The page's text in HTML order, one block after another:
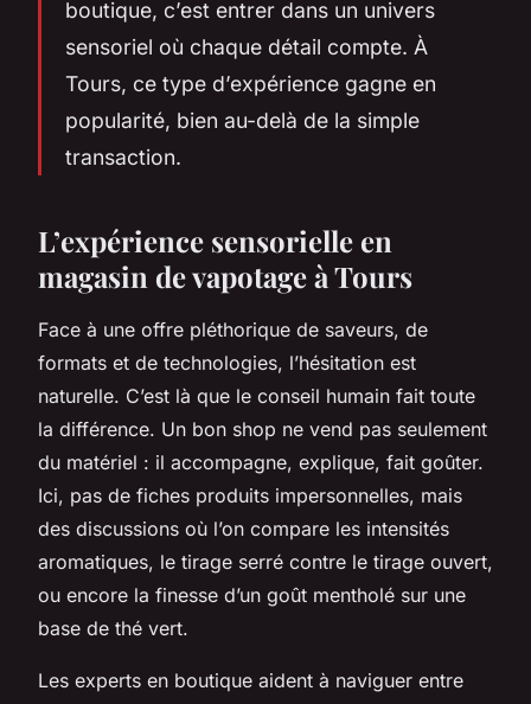
boutique, c’est entrer dans un univers
sensoriel où chaque détail compte. À
Tours, ce type d’expérience gagne en
popularité, bien au-delà de la simple
transaction.
L’expérience sensorielle en
magasin de vapotage à Tours
Face à une offre pléthorique de saveurs, de
formats et de technologies, l’hésitation est
naturelle. C’est là que le conseil humain fait toute
la différence. Un bon shop ne vend pas seulement
du matériel : il accompagne, explique, fait goûter.
Ici, pas de fiches produits impersonnelles, mais
des discussions où l’on compare les intensités
aromatiques, le tirage serré contre le tirage ouvert,
ou encore la finesse d’un goût mentholé sur une
base de thé vert.
Les experts en boutique aident à naviguer entre